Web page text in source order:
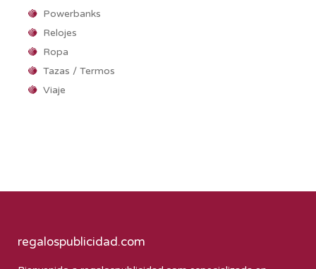
Powerbanks
Relojes
Ropa
Tazas / Termos
Viaje
regalospublicidad.com